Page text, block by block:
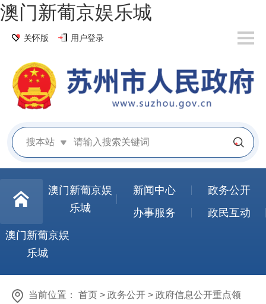
澳门新葡京娱乐城
关怀版 用户登录
搜本站
澳门新葡京娱
乐城
新闻中心
政务公开
办事服务
政民互动
澳门新葡京娱
乐城
当前位置： 首页 > 政务公开 > 政府信息公开重点领